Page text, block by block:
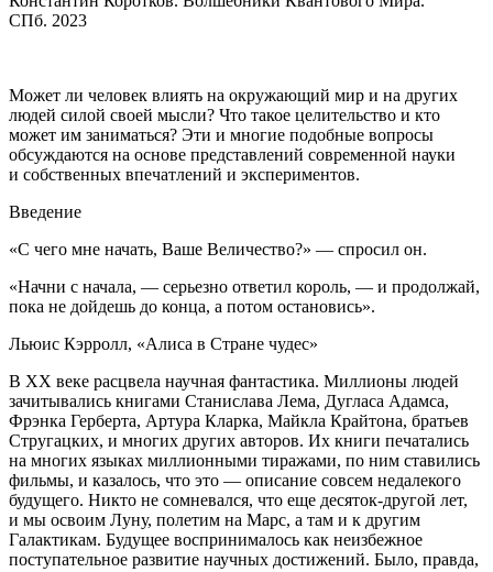
СПб. 2023
Может ли человек влиять на окружающий мир и на других
людей силой своей мысли? Что такое целительство и кто
может им заниматься? Эти и многие подобные вопросы
обсуждаются на основе представлений современной науки
и собственных впечатлений и экспериментов.
Введение
«С чего мне начать, Ваше Величество?» — спросил он.
«Начни с начала, — серьезно ответил король, — и продолжай,
пока не дойдешь до конца, а потом остановись».
Льюис Кэрролл, «Алиса в Стране чудес»
В ХХ веке расцвела научная фантастика. Миллионы людей
зачитывались книгами Станислава Лема, Дугласа Адамса,
Фрэнка Герберта, Артура Кларка, Майкла Крайтона, братьев
Стругацких, и многих других авторов. Их книги печатались
на многих языках миллионными тиражами, по ним ставились
фильмы, и казалось, что это — описание совсем недалекого
будущего. Никто не сомневался, что еще десяток-другой лет,
и мы освоим Луну, полетим на Марс, а там и к другим
Галактикам. Будущее воспринималось как неизбежное
поступательное развитие научных достижений. Было, правда,